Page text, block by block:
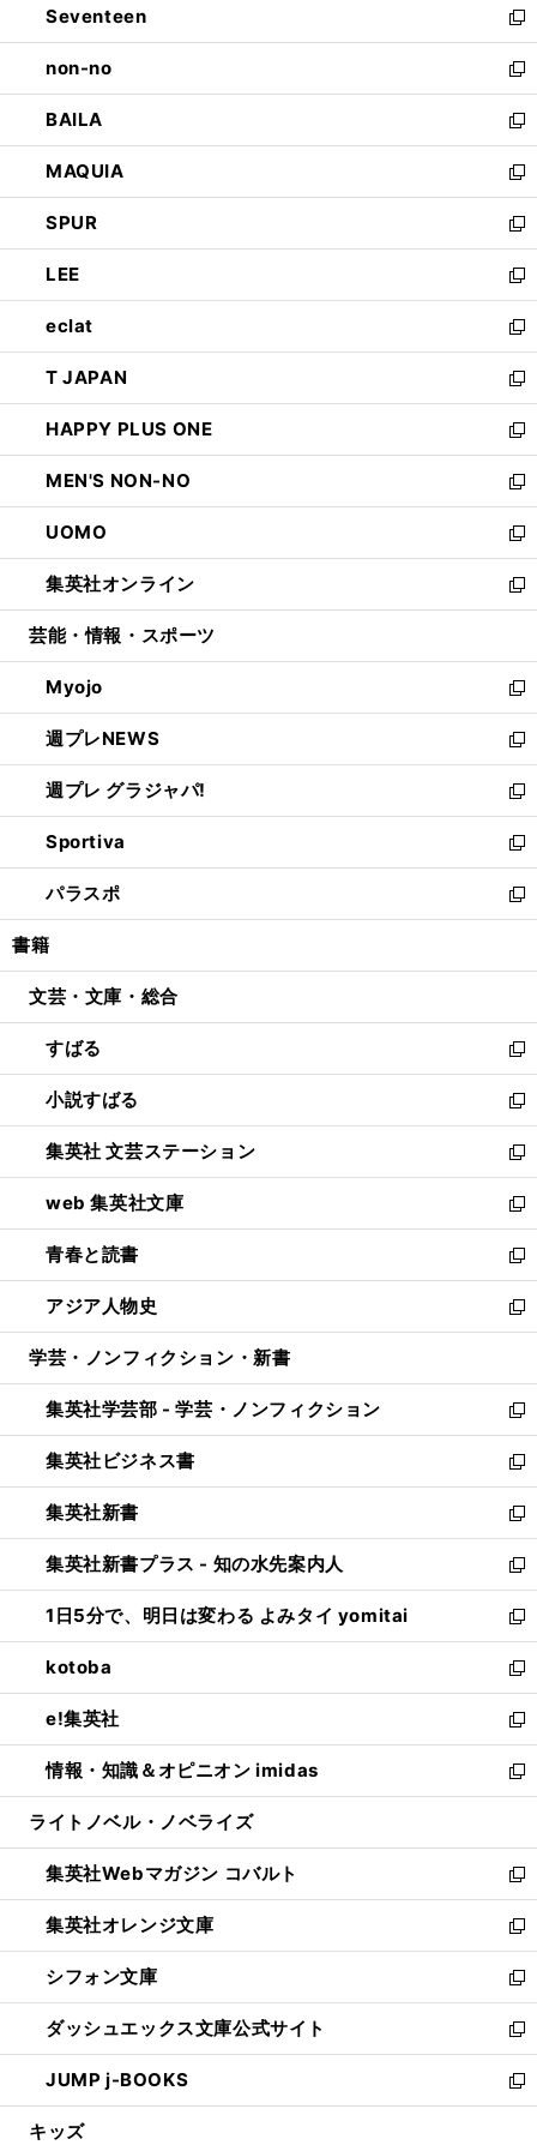
く
で
開
く
ド
ウ
で
開
く
Seventeen
新
し
い
ウ
ィ
ン
ド
ウ
で
開
く
non-no
新
し
い
ウ
ィ
ン
ド
ウ
で
開
く
BAILA
新
し
い
ウ
ィ
ン
ド
ウ
で
開
く
MAQUIA
新
し
い
ウ
ィ
ン
ド
ウ
で
開
く
SPUR
新
し
い
ウ
ィ
ン
ド
ウ
で
開
く
LEE
新
し
い
ウ
ィ
ン
ド
ウ
で
開
く
eclat
新
し
い
ウ
ィ
ン
ド
ウ
で
開
く
T JAPAN
新
し
い
ウ
ィ
ン
ド
ウ
で
開
HAPPY PLUS ONE
新
し
い
ウ
ィ
ン
ド
ウ
開
く
MEN'S NON-NO
新
し
い
ウ
ィ
ン
ウ
で
開
く
UOMO
新
し
い
ウ
ン
ド
ウ
で
開
く
集英社オンライン
新
し
ウ
ィ
ン
ド
ウ
で
開
く
芸能・情報・スポーツ
Myojo
新
し
い
ウ
ィ
ン
ド
ウ
で
開
週プレNEWS
新
し
い
ウ
ィ
ン
ド
ウ
開
週プレ グラジャパ!
新
し
い
ウ
ィ
ン
ウ
開
く
Sportiva
新
し
い
ウ
ン
ウ
で
開
く
パラスポ
新
し
ウ
ン
ド
ウ
で
開
く
書籍
文芸・文庫・総合
すばる
新
し
い
ウ
ィ
ン
ド
ウ
で
開
く
小説すばる
新
し
い
ウ
ィ
ン
ド
ウ
で
開
集英社 文芸ステーション
新
し
い
ウ
ィ
ン
ド
ウ
開
く
web 集英社文庫
新
し
い
ウ
ィ
ン
ウ
で
開
く
青春と読書
新
し
い
ウ
ン
ド
ウ
で
開
く
アジア人物史
新
し
ウ
ィ
ン
ド
ウ
で
開
く
学芸・ノンフィクション・新書
集英社学芸部 - 学芸・ノンフィクション
新
し
い
ウ
ィ
ン
ド
ウ
で
開
く
集英社ビジネス書
新
し
い
ウ
ィ
ン
ド
ウ
で
開
く
集英社新書
新
し
い
ウ
ィ
ン
ド
ウ
で
開
く
集英社新書プラス - 知の水先案内人
新
し
い
ウ
ィ
ン
ド
ウ
で
開
1日5分で、明日は変わる よみタイ yomitai
新
し
い
ウ
ィ
ン
ド
ウ
開
く
kotoba
新
し
い
ウ
ィ
ン
ウ
で
開
く
e!集英社
新
し
い
ウ
ン
ド
ウ
で
開
く
情報・知識＆オピニオン imidas
新
し
ウ
ィ
ン
ド
ウ
で
開
く
ライトノベル・ノベライズ
集英社Webマガジン コバルト
新
し
い
ウ
ィ
ン
ド
ウ
で
開
集英社オレンジ文庫
新
し
い
ウ
ィ
ン
ド
ウ
シフォン文庫
新
し
い
ウ
ィ
ン
ダッシュエックス文庫公式サイト
新
し
い
ウ
JUMP j-BOOKS
新
し
キッズ